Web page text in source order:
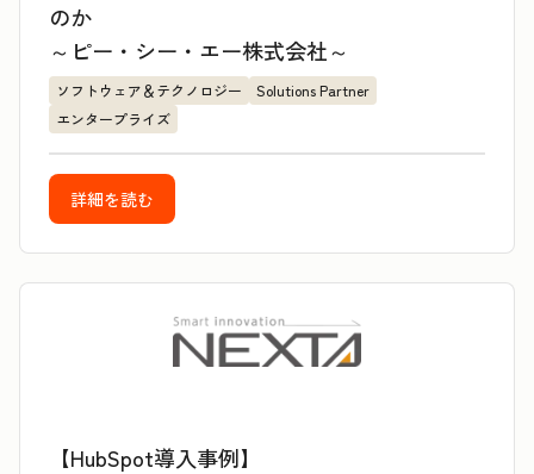
のか
～ピー・シー・エー株式会社～
ソフトウェア＆テクノロジー
Solutions Partner
エンタープライズ
詳細を読む
【HubSpot導入事例】